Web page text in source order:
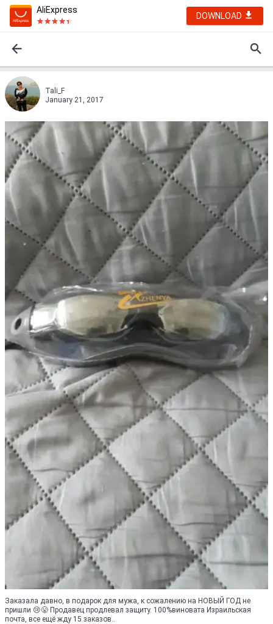
AliExpress
DOWNLOAD
Tali_F
January 21, 2017
Заказала давно, в подарок для мужа, к сожалению на НОВЫЙ ГОД не
пришли 😢😤 Продавец продлевал защиту. 100%виновата Израильская
почта, все ещё жду 15 заказов..